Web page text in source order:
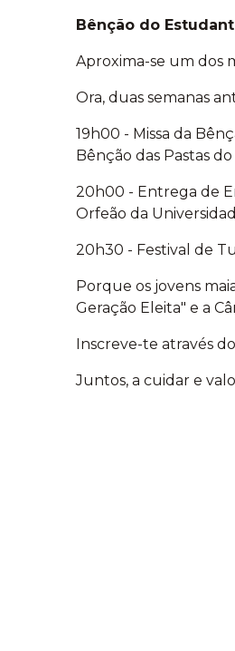
Bênção do
Aproxima-se um dos
Ora, duas semanas
19h00 - Missa da
Bênção das Pastas
20h00 - Entrega de
Orfeão da
20h30 - Festival de
Porque os jovens
Geração Eleita" e a
Inscreve-te através
Juntos, a cuidar e